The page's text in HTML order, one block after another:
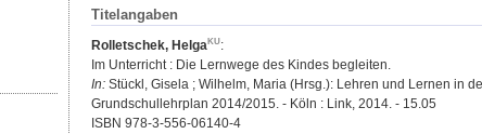
Titelangaben
Rolletschek, Helga
:
Im Unterricht : Die Lernwege des Kindes begleiten.
In: Stückl, Gisela ; Wilhelm, Maria (Hrsg.): Lehren und Lernen in
Grundschullehrplan 2014/2015. - Köln : Link, 2014. - 15.05
ISBN 978-3-556-06140-4